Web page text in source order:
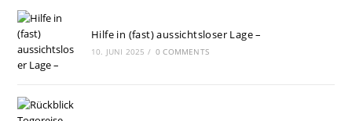
Hilfe in (fast) aussichtsloser Lage –
10. JUNI 2025 / 0 COMMENTS